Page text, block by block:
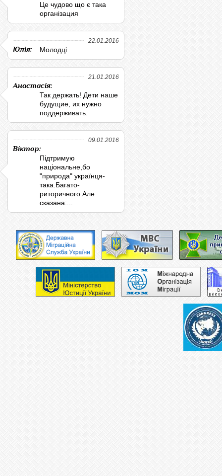
Це чудово що є така
організация
22.01.2016
Юлія: Молодці
21.01.2016
Анастасія:
Так держать! Дети наше
будущие, их нужно
поддерживать.
09.01.2016
Віктор:
Підтримую
національне,бо
"природа" українця-
така.Багато-
риторичного.Але
сказана:...